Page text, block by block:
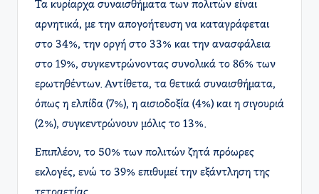
Τα κυρίαρχα συναισθήματα των πολιτών είναι
αρνητικά, με την απογοήτευση να καταγράφεται
στο 34%, την οργή στο 33% και την ανασφάλεια
στο 19%, συγκεντρώνοντας συνολικά το 86% των
ερωτηθέντων. Αντίθετα, τα θετικά συναισθήματα,
όπως η ελπίδα (7%), η αισιοδοξία (4%) και η σιγουριά
(2%), συγκεντρώνουν μόλις το 13%.
Επιπλέον, το 50% των πολιτών ζητά πρόωρες
εκλογές, ενώ το 39% επιθυμεί την εξάντληση της